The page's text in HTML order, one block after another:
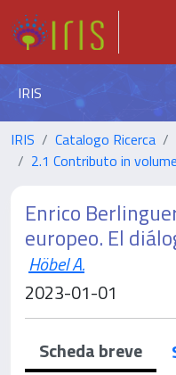
IRIS
IRIS Catalogo Ricerca
2.1 Contributo in
Enrico
europeo. El
Höbel A.
2023-01-01
Scheda breve